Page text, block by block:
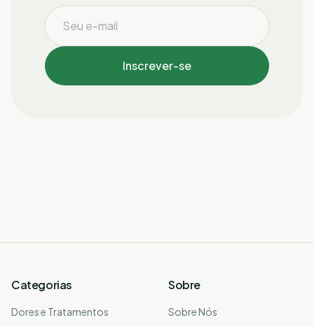
Inscrever-se
Categorias
Dores e Tratamentos
Sobre
Sobre Nós